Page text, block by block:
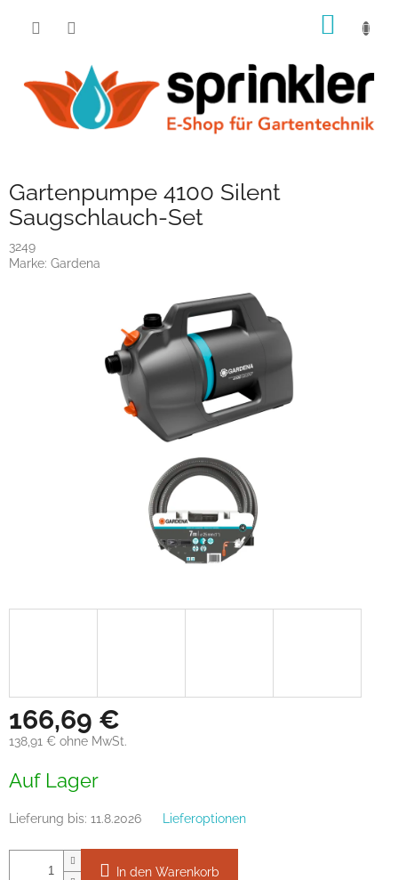
Gartenpumpe 4100 Silent
Saugschlauch-Set
3249
Marke: Gardena
166,69 €
138,91 € ohne MwSt.
Auf Lager
Lieferung bis: 11.8.2026 Lieferoptionen
In den Warenkorb